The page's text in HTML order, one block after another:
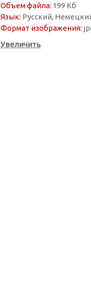
Объем файла: 199 Кб
Язык: Русский,
Формат изображения:
Увеличить